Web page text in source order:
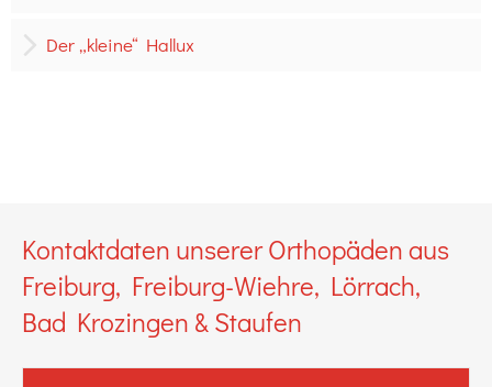
Der „kleine“ Hallux
Kontaktdaten unserer Orthopäden aus
Freiburg, Freiburg-Wiehre, Lörrach,
Bad Krozingen & Staufen